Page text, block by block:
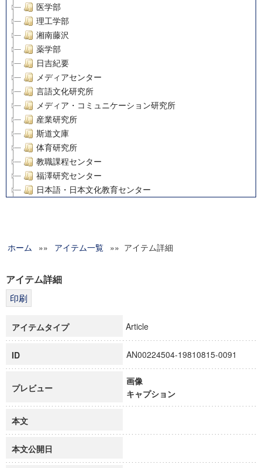
医学部
理工学部
湘南藤沢
薬学部
日吉紀要
メディアセンター
言語文化研究所
メディア・コミュニケーション研究所
産業研究所
斯道文庫
体育研究所
教職課程センター
福澤研究センター
日本語・日本文化教育センター
グローバルリサーチインスティテュート
科学研究費補助金研究成果報告書
博士課程教育リーディングプログラム「超成熟社会発展のサ
ホーム »» アイテム一覧 »» アイテム詳細
アイテム詳細
アイテムタイプ Article
ID AN00224504-19810815-0091
プレビュー
画像
キャプション
本文
本文公開日